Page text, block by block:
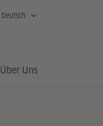
Deutsch
Über Uns